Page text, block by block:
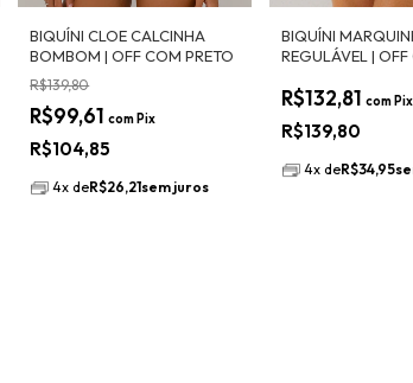
BIQUÍNI CLOE CALCINHA
BOMBOM | OFF COM PRETO
R$104,85
R$139,80
R$99,61com Pix
4x deR$26,21sem juros
BIQUÍNI
REGULÁVEL |
R$139,80
R$132,81 com Pix
4x deR$34,95